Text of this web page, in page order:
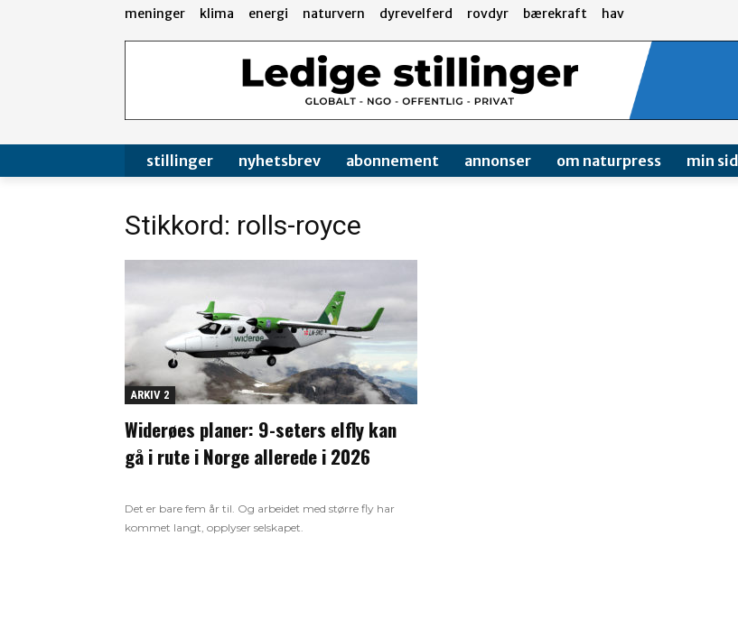
meninger klima energi naturvern dyrevelferd rovdyr bærekraft hav
stillinger nyhetsbrev abonnement annonser om naturpress min
Stikkord: rolls-royce
ARKIV 2
Widerøes planer: 9-seters elfly kan
gå i rute i Norge allerede i 2026
Det er bare fem år til. Og arbeidet med større fly har
kommet langt, opplyser selskapet.